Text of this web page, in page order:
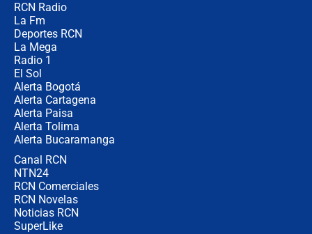
RCN Radio
La Fm
Deportes RCN
La Mega
Radio 1
El Sol
Alerta Bogotá
Alerta Cartagena
Alerta Paisa
Alerta Tolima
Alerta Bucaramanga
Canal RCN
NTN24
RCN Comerciales
RCN Novelas
Noticias RCN
SuperLike